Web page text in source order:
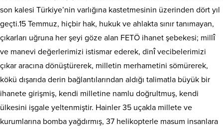
son kalesi Türkiye’nin varlığına kastetmesinin üzerinden dört yıl
geçti.15 Temmuz, hiçbir hak, hukuk ve ahlakta sınır tanımayan,
çıkarları uğruna her şeyi göze alan FETÖ ihanet şebekesi; millî
ve manevi değerlerimizi istismar ederek, dinî vecibelerimizi
çıkar aracına dönüştürerek, milletin merhametini sömürerek,
kökü dışarıda derin bağlantılarından aldığı talimatla büyük bir
ihanete girişmiş, kendi milletine namlu doğrultmuş, kendi
ülkesini işgale yeltenmiştir. Hainler 35 uçakla millete ve
kurumlarına bomba yağdırmış, 37 helikopterle masum insanlara